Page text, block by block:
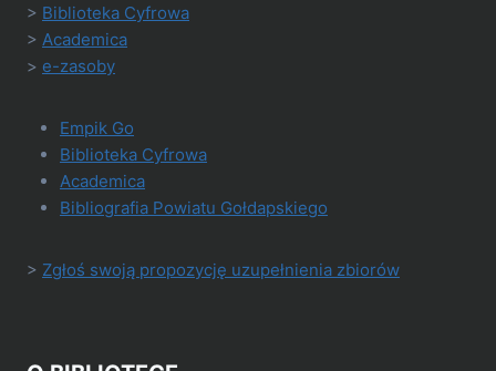
> Biblioteka Cyfrowa
> Academica
> e-zasoby
Empik Go
Biblioteka Cyfrowa
Academica
Bibliografia Powiatu Gołdapskiego
> Zgłoś swoją propozycję uzupełnienia zbiorów